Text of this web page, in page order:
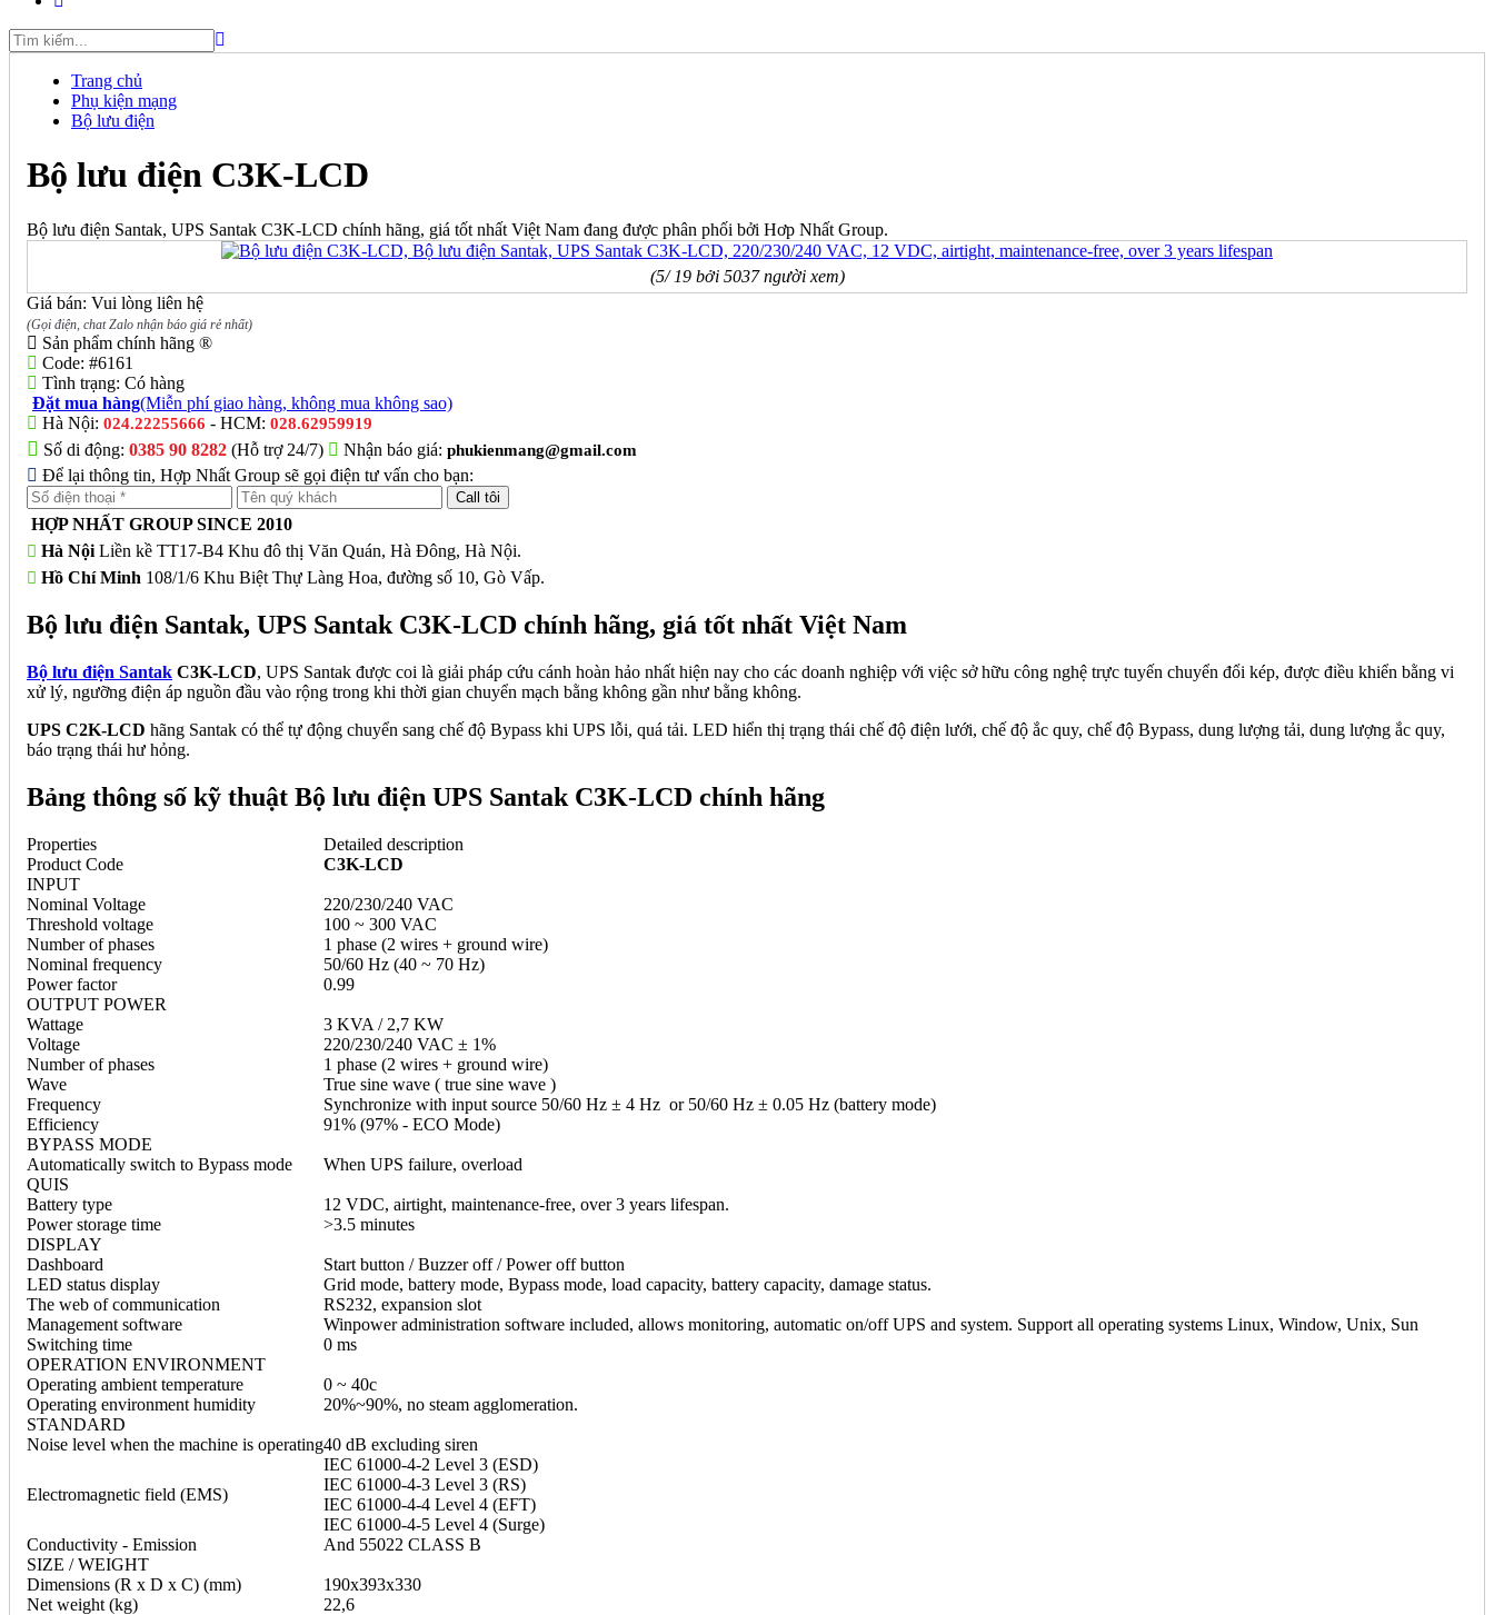
Trang chủ
Phụ kiện mạng
Bộ lưu điện
Bộ lưu điện C3K-LCD
Bộ lưu điện Santak, UPS Santak C3K-LCD chính hãng, giá tốt nhất Việt Nam đang được phân phối bởi Hơp Nhất Group.
(5/ 19 bởi 5037 người xem)
Giá bán: Vui lòng liên hệ
(Gọi điện, chat Zalo nhận báo giá rẻ nhất)
Sản phẩm chính hãng ®
Code: #6161
Tình trạng: Có hàng
Đặt mua hàng(Miễn phí giao hàng, không mua không sao)
Hà Nội: 024.22255666 - HCM: 028.62959919
Số di động: 0385 90 8282 (Hỗ trợ 24/7) Nhận báo giá: phukienmang@gmail.com
Để lại thông tin, Hợp Nhất Group sẽ gọi điện tư vấn cho bạn:
HỢP NHẤT GROUP SINCE 2010
Hà Nội Liền kề TT17-B4 Khu đô thị Văn Quán, Hà Đông, Hà Nội.
Hồ Chí Minh 108/1/6 Khu Biệt Thự Làng Hoa, đường số 10, Gò Vấp.
Bộ lưu điện Santak, UPS Santak C3K-LCD chính hãng, giá tốt nhất Việt Nam
Bộ lưu điện Santak C3K-LCD, UPS Santak được coi là giải pháp cứu cánh hoàn hảo nhất hiện nay cho các doanh nghiệp với việc sở hữu công nghệ trực tuyến chuyển đổi kép, được điều khiển bằng vi
xử lý, ngưỡng điện áp nguồn đầu vào rộng trong khi thời gian chuyển mạch bằng không gần như bằng không.
UPS C2K-LCD hãng Santak có thể tự động chuyển sang chế độ Bypass khi UPS lỗi, quá tải. LED hiển thị trạng thái chế độ điện lưới, chế độ ắc quy, chế độ Bypass, dung lượng tải, dung lượng ắc quy,
báo trạng thái hư hỏng.
Bảng thông số kỹ thuật Bộ lưu điện UPS Santak C3K-LCD chính hãng
Properties
Detailed description
Product Code
C3K-LCD
INPUT
Nominal Voltage
220/230/240 VAC
Threshold voltage
100 ~ 300 VAC
Number of phases
1 phase (2 wires + ground wire)
Nominal frequency
50/60 Hz (40 ~ 70 Hz)
Power factor
0.99
OUTPUT POWER
Wattage
3 KVA / 2,7 KW
Voltage
220/230/240 VAC ± 1%
Number of phases
1 phase (2 wires + ground wire)
Wave
True sine wave ( true sine wave )
Frequency
Synchronize with input source 50/60 Hz ± 4 Hz or 50/60 Hz ± 0.05 Hz (battery mode)
Efficiency
91% (97% - ECO Mode)
BYPASS MODE
Automatically switch to Bypass mode
When UPS failure, overload
QUIS
Battery type
12 VDC, airtight, maintenance-free, over 3 years lifespan.
Power storage time
>3.5 minutes
DISPLAY
Dashboard
Start button / Buzzer off / Power off button
LED status display
Grid mode, battery mode, Bypass mode, load capacity, battery capacity, damage status.
The web of communication
RS232, expansion slot
Management software
Winpower administration software included, allows monitoring, automatic on/off UPS and system. Support all operating systems Linux, Window, Unix, Sun
Switching time
0 ms
OPERATION ENVIRONMENT
Operating ambient temperature
0 ~ 40c
Operating environment humidity
20%~90%, no steam agglomeration.
STANDARD
Noise level when the machine is operating40 dB excluding siren
Electromagnetic field (EMS)
IEC 61000-4-2 Level 3 (ESD)
IEC 61000-4-3 Level 3 (RS)
IEC 61000-4-4 Level 4 (EFT)
IEC 61000-4-5 Level 4 (Surge)
Conductivity - Emission
And 55022 CLASS B
SIZE / WEIGHT
Dimensions (R x D x C) (mm)
190x393x330
Net weight (kg)
22,6